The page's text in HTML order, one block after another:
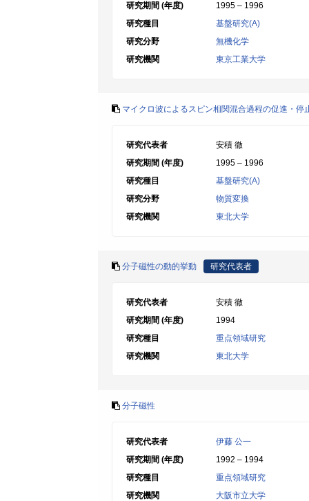
研究期間 (年度)
1995 – 1996
研究種目
基盤研究(A)
研究分野
無機化学
研究機関
東京工業大学
マイクロ波によるスピン相関混合過程の促進・停
研究代表者
安積 徹
研究期間 (年度)
1995 – 1996
研究種目
基盤研究(A)
研究分野
物質変換
研究機関
東北大学
分子磁性の動的挙動 研究代表者
研究代表者
安積 徹
研究期間 (年度)
1994
研究種目
重点領域研究
研究機関
東北大学
分子磁性
研究代表者
伊藤 公一
研究期間 (年度)
1992 – 1994
研究種目
重点領域研究
研究機関
大阪市立大学